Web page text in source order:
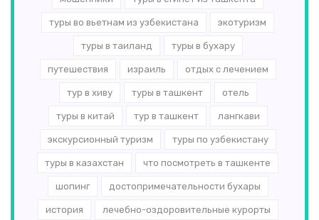
туры во вьетнам из узбекистана экотуризм
туры в таиланд туры в бухару
путешествия израиль отдых с лечением
тур в хиву туры в ташкент отель
туры в китай тур в ташкент лангкави
экскурсионный туризм туры по узбекистану
туры в казахстан что посмотреть в ташкенте
шопинг достопримечательности бухары
история лечебно-оздоровительные курорты